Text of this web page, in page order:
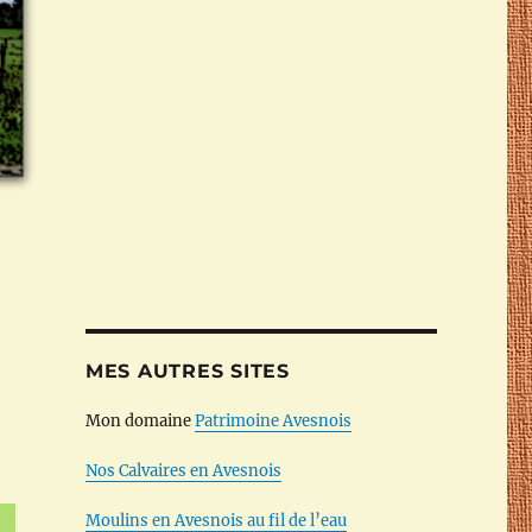
MES AUTRES SITES
Mon domainePatrimoine Avesnois
Nos Calvaires en Avesnois
Moulins en Avesnois au fil de l’eau